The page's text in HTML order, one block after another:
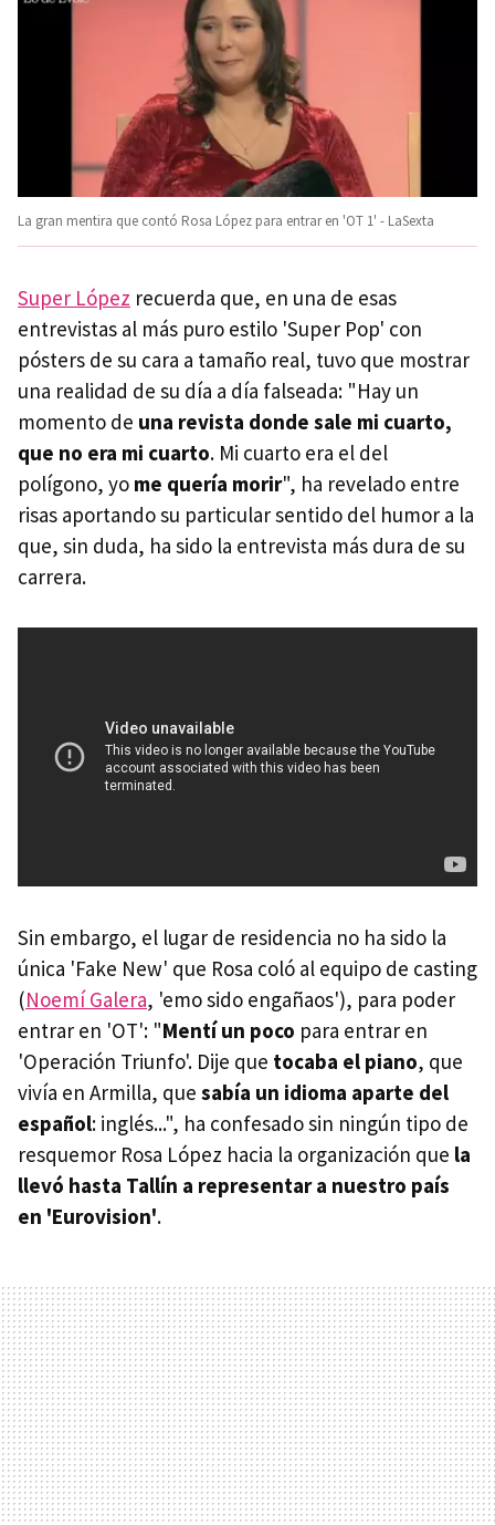
La gran mentira que contó Rosa López para entrar en 'OT 1' - LaSexta
Super López recuerda que, en una de esas
entrevistas al más puro estilo 'Super Pop' con
pósters de su cara a tamaño real, tuvo que mostrar
una realidad de su día a día falseada: "Hay un
momento de una revista donde sale mi cuarto,
que no era mi cuarto. Mi cuarto era el del
polígono, yo me quería morir", ha revelado entre
risas aportando su particular sentido del humor a la
que, sin duda, ha sido la entrevista más dura de su
carrera.
Sin embargo, el lugar de residencia no ha sido la
única 'Fake New' que Rosa coló al equipo de casting
(Noemí Galera, 'emo sido engañaos'), para poder
entrar en 'OT': "Mentí un poco para entrar en
'Operación Triunfo'. Dije que tocaba el piano, que
vivía en Armilla, que sabía un idioma aparte del
español: inglés...", ha confesado sin ningún tipo de
resquemor Rosa López hacia la organización que la
llevó hasta Tallín a representar a nuestro país
en 'Eurovision'.